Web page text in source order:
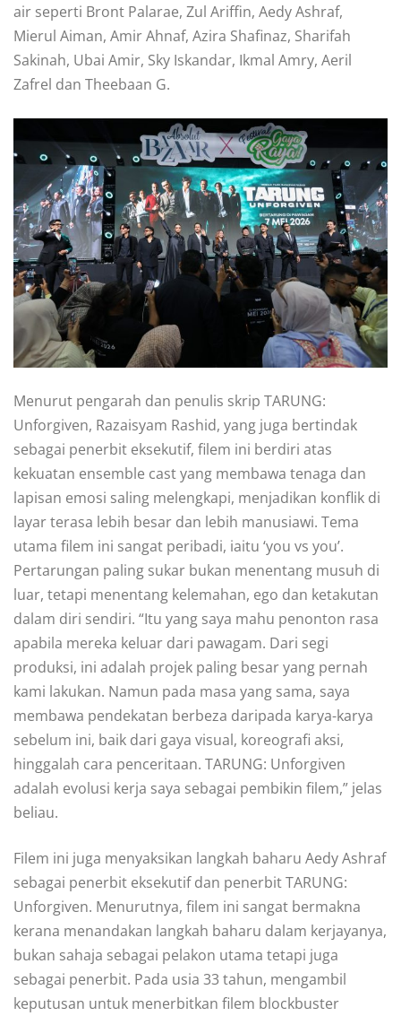
air seperti Bront Palarae, Zul Ariffin, Aedy Ashraf,
Mierul Aiman, Amir Ahnaf, Azira Shafinaz, Sharifah
Sakinah, Ubai Amir, Sky Iskandar, Ikmal Amry, Aeril
Zafrel dan Theebaan G.
Menurut pengarah dan penulis skrip TARUNG:
Unforgiven, Razaisyam Rashid, yang juga bertindak
sebagai penerbit eksekutif, filem ini berdiri atas
kekuatan ensemble cast yang membawa tenaga dan
lapisan emosi saling melengkapi, menjadikan konflik di
layar terasa lebih besar dan lebih manusiawi. Tema
utama filem ini sangat peribadi, iaitu ‘you vs you’.
Pertarungan paling sukar bukan menentang musuh di
luar, tetapi menentang kelemahan, ego dan ketakutan
dalam diri sendiri. “Itu yang saya mahu penonton rasa
apabila mereka keluar dari pawagam. Dari segi
produksi, ini adalah projek paling besar yang pernah
kami lakukan. Namun pada masa yang sama, saya
membawa pendekatan berbeza daripada karya-karya
sebelum ini, baik dari gaya visual, koreografi aksi,
hinggalah cara penceritaan. TARUNG: Unforgiven
adalah evolusi kerja saya sebagai pembikin filem,” jelas
beliau.
Filem ini juga menyaksikan langkah baharu Aedy Ashraf
sebagai penerbit eksekutif dan penerbit TARUNG:
Unforgiven. Menurutnya, filem ini sangat bermakna
kerana menandakan langkah baharu dalam kerjayanya,
bukan sahaja sebagai pelakon utama tetapi juga
sebagai penerbit. Pada usia 33 tahun, mengambil
keputusan untuk menerbitkan filem blockbuster